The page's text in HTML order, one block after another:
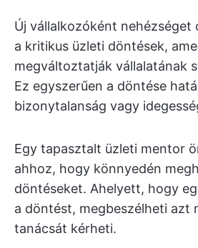
Új vállalkozóként nehézséget
a kritikus üzleti döntések,
megváltoztatják vállalatának
Ez egyszerűen a döntése
bizonytalanság vagy
Egy tapasztalt üzleti mentor
ahhoz, hogy könnyedén
döntéseket. Ahelyett, hogy
a döntést, megbeszélheti azt
tanácsát kérheti.